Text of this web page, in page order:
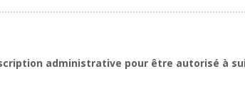
administrative pour être autorisé à